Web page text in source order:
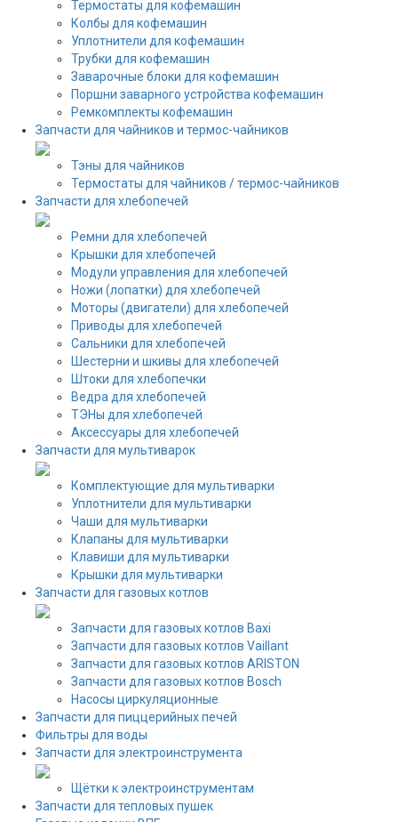
Термостаты для кофемашин
Колбы для кофемашин
Уплотнители для кофемашин
Трубки для кофемашин
Заварочные блоки для кофемашин
Поршни заварного устройства кофемашин
Ремкомплекты кофемашин
Запчасти для чайников и термос-чайников
Тэны для чайников
Термостаты для чайников / термос-чайников
Запчасти для хлебопечей
Ремни для хлебопечей
Крышки для хлебопечей
Модули управления для хлебопечей
Ножи (лопатки) для хлебопечей
Моторы (двигатели) для хлебопечей
Приводы для хлебопечей
Сальники для хлебопечей
Шестерни и шкивы для хлебопечей
Штоки для хлебопечки
Ведра для хлебопечей
ТЭНы для хлебопечей
Аксессуары для хлебопечей
Запчасти для мультиварок
Комплектующие для мультиварки
Уплотнители для мультиварки
Чаши для мультиварки
Клапаны для мультиварки
Клавиши для мультиварки
Крышки для мультиварки
Запчасти для газовых котлов
Запчасти для газовых котлов Baxi
Запчасти для газовых котлов Vaillant
Запчасти для газовых котлов ARISTON
Запчасти для газовых котлов Bosch
Насосы циркуляционные
Запчасти для пиццерийных печей
Фильтры для воды
Запчасти для электроинструмента
Щётки к электроинструментам
Запчасти для тепловых пушек